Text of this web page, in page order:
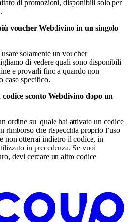
di promozioni, disponibili solo per
voucher Webdivino in un singolo
solamente un voucher
di vedere quali sono disponibili
e provarli fino a quando non
caso specifico.
codice sconto Webdivino dopo un
ordine sul quale hai attivato un codice
rimborso che rispecchia proprio l’uso
non otterrai indietro il codice, in
in precedenza. Se vuoi
devi cercare un altro codice